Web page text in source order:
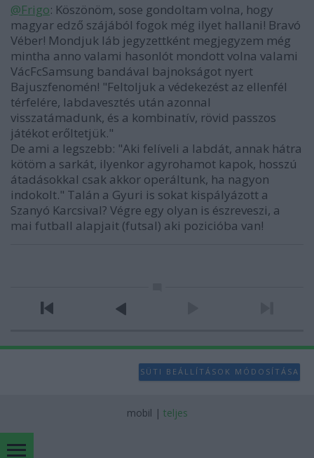
@Frigo: Köszönöm, sose gondoltam volna, hogy
magyar edző szájából fogok még ilyet hallani! Bravó
Véber! Mondjuk láb jegyzettként megjegyzem még
mintha anno valami hasonlót mondott volna valami
VácFcSamsung bandával bajnokságot nyert
Bajuszfenomén! "Feltoljuk a védekezést az ellenfél
térfelére, labdavesztés után azonnal
visszatámadunk, és a kombinatív, rövid passzos
játékot erőltetjük."
De ami a legszebb: "Aki felíveli a labdát, annak hátra
kötöm a sarkát, ilyenkor agyrohamot kapok, hosszú
átadásokkal csak akkor operáltunk, ha nagyon
indokolt." Talán a Gyuri is sokat kispályázott a
Szanyó Karcsival? Végre egy olyan is észreveszi, a
mai futball alapjait (futsal) aki pozicióba van!
SÜTI BEÁLLÍTÁSOK MÓDOSÍTÁSA
mobil | teljes